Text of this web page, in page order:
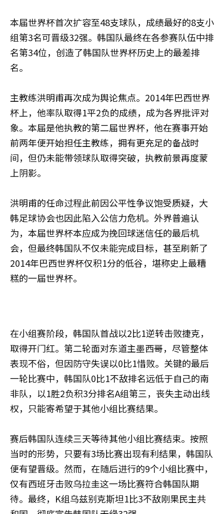
本届世界杯首次扩容至48支球队，成绩最好的8支小
组第3名可晋级32强。韩国队最终在各参赛队伍中排
名第34位，创造了韩国队世界杯历史上的最差排
名。
主教练洪明甫再次成为舆论焦点。2014年巴西世界
杯上，他率队取得1平2负的成绩，成为各界批评对
象。本届是他执教的第二届世界杯，他在赛事开始
前两年便开始担任主教练，拥有更充足的备战时
间，但仍未能带领球队取得突破，执教前景再度蒙
上阴影。
洪明甫的任命过程此前因公平性争议饱受质疑，大
韩足球协会也因此陷入公信力危机。外界普遍认
为，本届世界杯本应成为挽回球迷信任的最后机
会，但最终韩国队不仅未能完成目标，甚至刷新了
2014年巴西世界杯仅积1分的低谷，堪称史上最糟
糕的一届世界杯。
在小组赛阶段，韩国队首战以2比1逆转击败捷克，
取得开门红。第二轮面对东道主墨西哥，尽管整体
表现不俗，但因防守失误以0比1惜败。关键的最后
一轮比赛中，韩国队0比1不敌排名远低于自己的南
非队，以1胜2负积3分排名A组第三，丧失主动出线
权，只能寄希望于其他小组比赛结果。
赛后韩国队连续三天等待其他小组比赛结束。按照
当时的形势，只要有3场比赛出现有利结果，韩国队
便有望晋级。然而，在随后进行的9个小组比赛中，
仅有西班牙击败乌拉圭这一场比赛符合韩国队期
待。最终，K组乌兹别克斯坦1比3不敌刚果民主共